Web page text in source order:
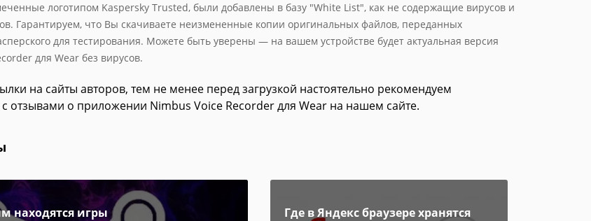
логотипом Kaspersky Trusted, были добавлены в базу "White List", как не содержащие вирусов и
Гарантируем, что Вы скачиваете неизмененные копии оригинальных файлов, переданных
для тестирования. Можете быть уверены — на вашем устройстве будет актуальная версия
для Wear без вирусов.
на сайты авторов, тем не менее перед загрузкой настоятельно рекомендуем
с отзывами о приложении Nimbus Voice Recorder для Wear на нашем сайте.
находятся игры
Где в Яндекс браузере хранятся